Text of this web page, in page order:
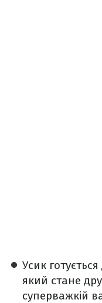
Усик
який стане
суперважкій